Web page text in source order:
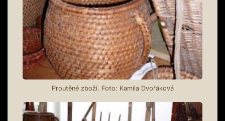
Proutěné zboží. Foto: Kamila Dvořáková